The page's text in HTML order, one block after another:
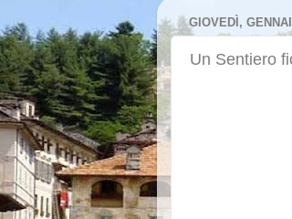
GIOVEDÌ,
Un Sentiero